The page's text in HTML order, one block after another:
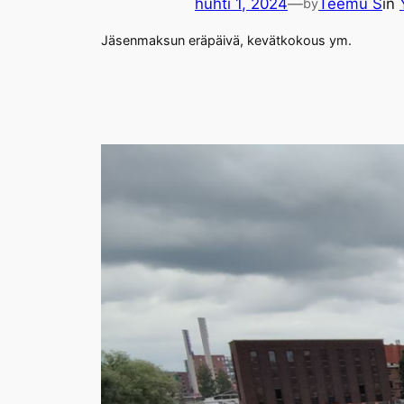
Jäsenmaksun eräpäivä, kevätkokous ym.